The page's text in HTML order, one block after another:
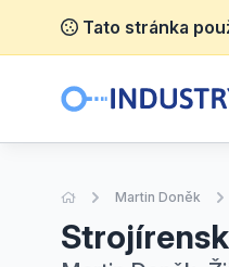
Tato stránka
Úvodní stránka
Martin Doněk